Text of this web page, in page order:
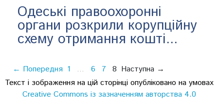
Одеські правоохоронні
органи розкрили корупційну
схему отримання кошті...
← Попередня 1 … 6 7 8 Наступна →
Текст і зображення на цій сторінці опубліковано на умовах
Creative Commons із зазначенням авторства 4.0